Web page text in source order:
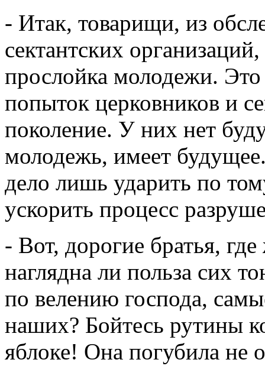
- Итак, товарищи, из
сектантских
прослойка молодежи. Это
попыток церковников и
поколение. У них нет
молодежь, имеет
дело лишь ударить по
ускорить процесс
- Вот, дорогие братья,
наглядна ли польза сих
по велению господа,
наших? Бойтесь рутины
яблоке! Она погубила